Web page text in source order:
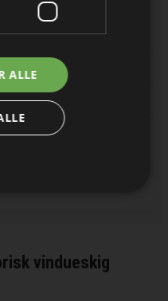
allerede
tid
i Aarhus
kroner
tiltalt for
rundt om
vindueskig
ALLE